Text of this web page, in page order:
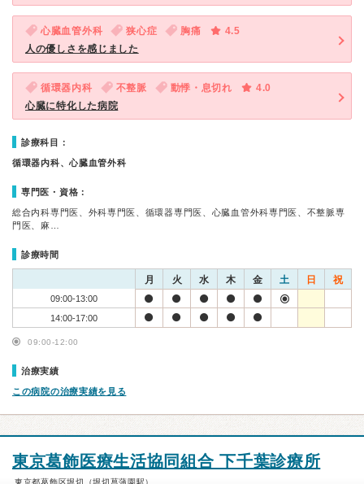
心臓血管外科 狭心症 胸痛
4.5
人の優しさを感じました
循環器内科 不整脈 動悸・息切れ
4.0
心臓に特化した病院
診療科目：
循環器内科、心臓血管外科
専門医・資格：
総合内科専門医、外科専門医、循環器専門医、心臓血管外科専門医、不整脈専
門医、麻…
診療時間
月 火 水 木 金 土 日 祝
09:00-13:00
14:00-17:00
09:00-12:00
治療実績
この病院の治療実績を見る
東京葛飾医療生活協同組合 下千葉診療所
東京都葛飾区堀切（堀切菖蒲園駅）